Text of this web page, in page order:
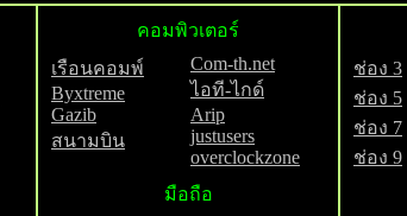
คอมพิวเตอร์
เรือนคอมพ์
Byxtreme
Gazib
สนามบิน
Com-th.net
ไอที-ไกด์
Arip
justusers
overclockzone
มือถือ
ช่อง 3
ช่อง 5
ช่อง 7
ช่อง 9